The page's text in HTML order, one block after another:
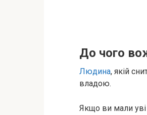
До чого
Людина, якій
владою.
Якщо ви мали уві